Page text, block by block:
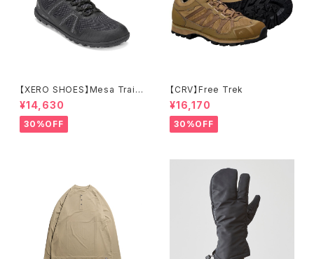
【XERO SHOES】Mesa Trail
WP (ブラック)
¥14,630
30%OFF
【CRV】Free Trek
¥16,170
30%OFF